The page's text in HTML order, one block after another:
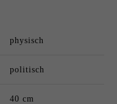
physisch
politisch
40 cm